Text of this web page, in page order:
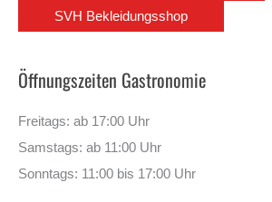
SVH Bekleidungsshop
Öffnungszeiten Gastronomie
Freitags: ab 17:00 Uhr
Samstags: ab 11:00 Uhr
Sonntags: 11:00 bis 17:00 Uhr